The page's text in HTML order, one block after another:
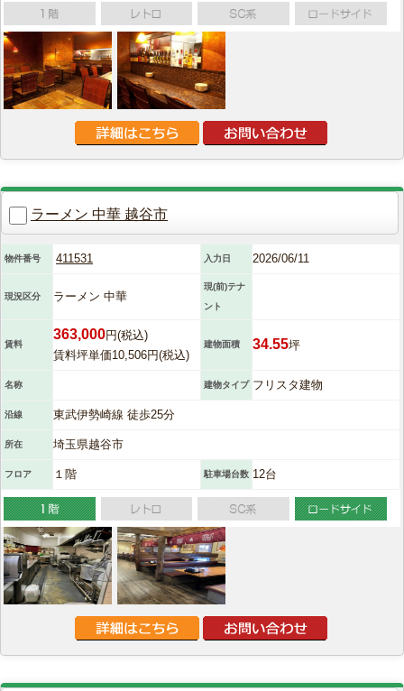
ラーメン 中華 越谷市
物件番号 411531 入力日 2026/06/11
現況区分 ラーメン 中華
現(前)テナ
ント
賃料
363,000円(税込)
賃料坪単価10,506円(税込)
建物面積 34.55坪
名称 建物タイプ フリスタ建物
沿線 東武伊勢崎線 徒歩25分
所在 埼玉県越谷市
フロア １階 駐車場台数 12台